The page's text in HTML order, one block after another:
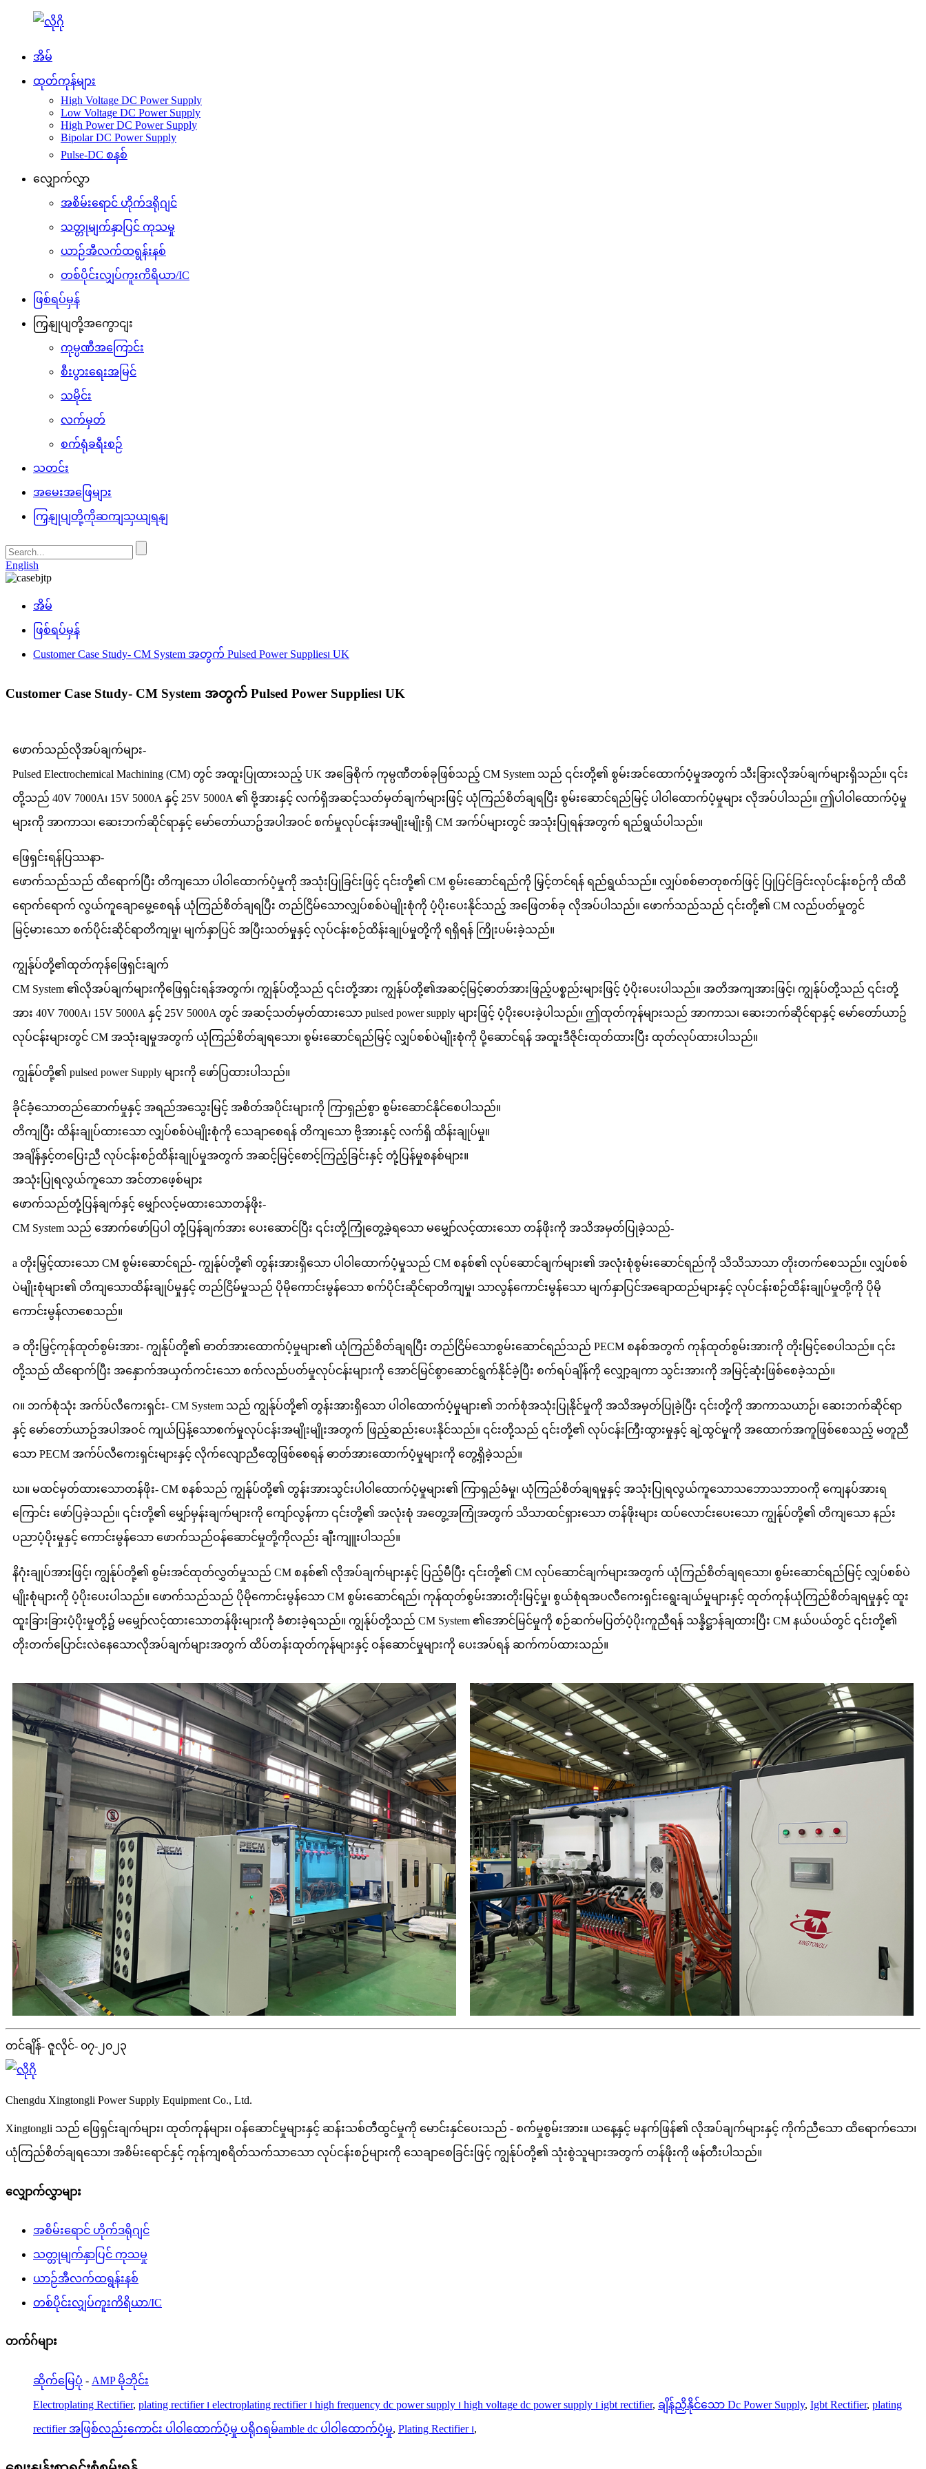
အိမ်
ထုတ်ကုန်များ
High Voltage DC Power Supply
Low Voltage DC Power Supply
High Power DC Power Supply
Bipolar DC Power Supply
Pulse-DC စနစ်
လျှောက်လွှာ
အစိမ်းရောင် ဟိုက်ဒရိုဂျင်
သတ္တုမျက်နှာပြင် ကုသမှု
ယာဉ်အီလက်ထရွန်းနစ်
တစ်ပိုင်းလျှပ်ကူးကိရိယာ/IC
ဖြစ်ရပ်မှန်
ကြှနျုပျတို့အကွောငျး
ကုမ္ပဏီအကြောင်း
စီးပွားရေးအမြင်
သမိုင်း
လက်မှတ်
စက်ရုံခရီးစဉ်
သတင်း
အမေးအဖြေများ
ကြှနျုပျတို့ကိုဆကျသှယျရနျ
English
အိမ်
ဖြစ်ရပ်မှန်
Customer Case Study- CM System အတွက် Pulsed Power Supplies၊ UK
Customer Case Study- CM System အတွက် Pulsed Power Supplies၊ UK
ဖောက်သည်လိုအပ်ချက်များ-
Pulsed Electrochemical Machining (CM) တွင် အထူးပြုထားသည့် UK အခြေစိုက် ကုမ္ပဏီတစ်ခုဖြစ်သည့် CM System သည် ၎င်းတို့၏ စွမ်းအင်ထောက်ပံ့မှုအတွက် သီးခြားလိုအပ်ချက်များရှိသည်။ ၎င်း
တို့သည် 40V 7000A၊ 15V 5000A နှင့် 25V 5000A ၏ ဗို့အားနှင့် လက်ရှိအဆင့်သတ်မှတ်ချက်များဖြင့် ယုံကြည်စိတ်ချရပြီး စွမ်းဆောင်ရည်မြင့် ပါဝါထောက်ပံ့မှုများ လိုအပ်ပါသည်။ ဤပါဝါထောက်ပံ့မှု
များကို အာကာသ၊ ဆေးဘက်ဆိုင်ရာနှင့် မော်တော်ယာဥ်အပါအဝင် စက်မှုလုပ်ငန်းအမျိုးမျိုးရှိ CM အက်ပ်များတွင် အသုံးပြုရန်အတွက် ရည်ရွယ်ပါသည်။
ဖြေရှင်းရန်ပြဿနာ-
ဖောက်သည်သည် ထိရောက်ပြီး တိကျသော ပါဝါထောက်ပံ့မှုကို အသုံးပြုခြင်းဖြင့် ၎င်းတို့၏ CM စွမ်းဆောင်ရည်ကို မြှင့်တင်ရန် ရည်ရွယ်သည်။ လျှပ်စစ်ဓာတုစက်ဖြင့် ပြုပြင်ခြင်းလုပ်ငန်းစဉ်ကို ထိထိ
ရောက်ရောက် လွယ်ကူချောမွေ့စေရန် ယုံကြည်စိတ်ချရပြီး တည်ငြိမ်သောလျှပ်စစ်ပဲမျိုးစုံကို ပံ့ပိုးပေးနိုင်သည့် အဖြေတစ်ခု လိုအပ်ပါသည်။ ဖောက်သည်သည် ၎င်းတို့၏ CM လည်ပတ်မှုတွင်
မြင့်မားသော စက်ပိုင်းဆိုင်ရာတိကျမှု၊ မျက်နှာပြင် အပြီးသတ်မှုနှင့် လုပ်ငန်းစဉ်ထိန်းချုပ်မှုတို့ကို ရရှိရန် ကြိုးပမ်းခဲ့သည်။
ကျွန်ုပ်တို့၏ထုတ်ကုန်ဖြေရှင်းချက်
CM System ၏လိုအပ်ချက်များကိုဖြေရှင်းရန်အတွက်၊ ကျွန်ုပ်တို့သည် ၎င်းတို့အား ကျွန်ုပ်တို့၏အဆင့်မြင့်ဓာတ်အားဖြည့်ပစ္စည်းများဖြင့် ပံ့ပိုးပေးပါသည်။ အတိအကျအားဖြင့်၊ ကျွန်ုပ်တို့သည် ၎င်းတို့
အား 40V 7000A၊ 15V 5000A နှင့် 25V 5000A တွင် အဆင့်သတ်မှတ်ထားသော pulsed power supply များဖြင့် ပံ့ပိုးပေးခဲ့ပါသည်။ ဤထုတ်ကုန်များသည် အာကာသ၊ ဆေးဘက်ဆိုင်ရာနှင့် မော်တော်ယာဥ်
လုပ်ငန်းများတွင် CM အသုံးချမှုအတွက် ယုံကြည်စိတ်ချရသော၊ စွမ်းဆောင်ရည်မြင့် လျှပ်စစ်ပဲမျိုးစုံကို ပို့ဆောင်ရန် အထူးဒီဇိုင်းထုတ်ထားပြီး ထုတ်လုပ်ထားပါသည်။
ကျွန်ုပ်တို့၏ pulsed power Supply များကို ဖော်ပြထားပါသည်။
ခိုင်ခံ့သောတည်ဆောက်မှုနှင့် အရည်အသွေးမြင့် အစိတ်အပိုင်းများကို ကြာရှည်စွာ စွမ်းဆောင်နိုင်စေပါသည်။
တိကျပြီး ထိန်းချုပ်ထားသော လျှပ်စစ်ပဲမျိုးစုံကို သေချာစေရန် တိကျသော ဗို့အားနှင့် လက်ရှိ ထိန်းချုပ်မှု။
အချိန်နှင့်တပြေးညီ လုပ်ငန်းစဉ်ထိန်းချုပ်မှုအတွက် အဆင့်မြင့်စောင့်ကြည့်ခြင်းနှင့် တုံ့ပြန်မှုစနစ်များ။
အသုံးပြုရလွယ်ကူသော အင်တာဖေ့စ်များ
ဖောက်သည်တုံ့ပြန်ချက်နှင့် မျှော်လင့်မထားသောတန်ဖိုး-
CM System သည် အောက်ဖော်ပြပါ တုံ့ပြန်ချက်အား ပေးဆောင်ပြီး ၎င်းတို့ကြုံတွေ့ခဲ့ရသော မမျှော်လင့်ထားသော တန်ဖိုးကို အသိအမှတ်ပြုခဲ့သည်-
a တိုးမြှင့်ထားသော CM စွမ်းဆောင်ရည်- ကျွန်ုပ်တို့၏ တွန်းအားရှိသော ပါဝါထောက်ပံ့မှုသည် CM စနစ်၏ လုပ်ဆောင်ချက်များ၏ အလုံးစုံစွမ်းဆောင်ရည်ကို သိသိသာသာ တိုးတက်စေသည်။ လျှပ်စစ်
ပဲမျိုးစုံများ၏ တိကျသောထိန်းချုပ်မှုနှင့် တည်ငြိမ်မှုသည် ပိုမိုကောင်းမွန်သော စက်ပိုင်းဆိုင်ရာတိကျမှု၊ သာလွန်ကောင်းမွန်သော မျက်နှာပြင်အချောထည်များနှင့် လုပ်ငန်းစဉ်ထိန်းချုပ်မှုတို့ကို ပိုမို
ကောင်းမွန်လာစေသည်။
ခ တိုးမြှင့်ကုန်ထုတ်စွမ်းအား- ကျွန်ုပ်တို့၏ ဓာတ်အားထောက်ပံ့မှုများ၏ ယုံကြည်စိတ်ချရပြီး တည်ငြိမ်သောစွမ်းဆောင်ရည်သည် PECM စနစ်အတွက် ကုန်ထုတ်စွမ်းအားကို တိုးမြင့်စေပါသည်။ ၎င်း
တို့သည် ထိရောက်ပြီး အနှောက်အယှက်ကင်းသော စက်လည်ပတ်မှုလုပ်ငန်းများကို အောင်မြင်စွာဆောင်ရွက်နိုင်ခဲ့ပြီး စက်ရပ်ချိန်ကို လျှော့ချကာ သွင်းအားကို အမြင့်ဆုံးဖြစ်စေခဲ့သည်။
ဂ။ ဘက်စုံသုံး အက်ပ်လီကေးရှင်း- CM System သည် ကျွန်ုပ်တို့၏ တွန်းအားရှိသော ပါဝါထောက်ပံ့မှုများ၏ ဘက်စုံအသုံးပြုနိုင်မှုကို အသိအမှတ်ပြုခဲ့ပြီး ၎င်းတို့ကို အာကာသယာဉ်၊ ဆေးဘက်ဆိုင်ရာ
နှင့် မော်တော်ယာဥ်အပါအဝင် ကျယ်ပြန့်သောစက်မှုလုပ်ငန်းအမျိုးမျိုးအတွက် ဖြည့်ဆည်းပေးနိုင်သည်။ ၎င်းတို့သည် ၎င်းတို့၏ လုပ်ငန်းကြီးထွားမှုနှင့် ချဲ့ထွင်မှုကို အထောက်အကူဖြစ်စေသည့် မတူညီ
သော PECM အက်ပ်လီကေးရှင်းများနှင့် လိုက်လျောညီထွေဖြစ်စေရန် ဓာတ်အားထောက်ပံ့မှုများကို တွေ့ရှိခဲ့သည်။
ဃ။ မထင်မှတ်ထားသောတန်ဖိုး- CM စနစ်သည် ကျွန်ုပ်တို့၏ တွန်းအားသွင်းပါဝါထောက်ပံ့မှုများ၏ ကြာရှည်ခံမှု၊ ယုံကြည်စိတ်ချရမှုနှင့် အသုံးပြုရလွယ်ကူသောသဘောသဘာဝကို ကျေနပ်အားရ
ကြောင်း ဖော်ပြခဲ့သည်။ ၎င်းတို့၏ မျှော်မှန်းချက်များကို ကျော်လွန်ကာ ၎င်းတို့၏ အလုံးစုံ အတွေ့အကြုံအတွက် သိသာထင်ရှားသော တန်ဖိုးများ ထပ်လောင်းပေးသော ကျွန်ုပ်တို့၏ တိကျသော နည်း
ပညာပံ့ပိုးမှုနှင့် ကောင်းမွန်သော ဖောက်သည်ဝန်ဆောင်မှုတို့ကိုလည်း ချီးကျူးပါသည်။
နိဂုံးချုပ်အားဖြင့်၊ ကျွန်ုပ်တို့၏ စွမ်းအင်ထုတ်လွှတ်မှုသည် CM စနစ်၏ လိုအပ်ချက်များနှင့် ပြည့်မီပြီး ၎င်းတို့၏ CM လုပ်ဆောင်ချက်များအတွက် ယုံကြည်စိတ်ချရသော၊ စွမ်းဆောင်ရည်မြင့် လျှပ်စစ်ပဲ
မျိုးစုံများကို ပံ့ပိုးပေးပါသည်။ ဖောက်သည်သည် ပိုမိုကောင်းမွန်သော CM စွမ်းဆောင်ရည်၊ ကုန်ထုတ်စွမ်းအားတိုးမြင့်မှု၊ စွယ်စုံရအပလီကေးရှင်းရွေးချယ်မှုများနှင့် ထုတ်ကုန်ယုံကြည်စိတ်ချရမှုနှင့် ထူး
ထူးခြားခြားပံ့ပိုးမှုတို့၌ မမျှော်လင့်ထားသောတန်ဖိုးများကို ခံစားခဲ့ရသည်။ ကျွန်ုပ်တို့သည် CM System ၏အောင်မြင်မှုကို စဉ်ဆက်မပြတ်ပံ့ပိုးကူညီရန် သန္နိဋ္ဌာန်ချထားပြီး CM နယ်ပယ်တွင် ၎င်းတို့၏
တိုးတက်ပြောင်းလဲနေသောလိုအပ်ချက်များအတွက် ထိပ်တန်းထုတ်ကုန်များနှင့် ဝန်ဆောင်မှုများကို ပေးအပ်ရန် ဆက်ကပ်ထားသည်။
တင်ချိန်- ဇူလိုင်- ၀၇-၂၀၂၃
Chengdu Xingtongli Power Supply Equipment Co., Ltd.
Xingtongli သည် ဖြေရှင်းချက်များ၊ ထုတ်ကုန်များ၊ ဝန်ဆောင်မှုများနှင့် ဆန်းသစ်တီထွင်မှုကို မောင်းနှင်ပေးသည် - စက်မှုစွမ်းအား။ ယနေ့နှင့် မနက်ဖြန်၏ လိုအပ်ချက်များနှင့် ကိုက်ညီသော ထိရောက်သော၊
ယုံကြည်စိတ်ချရသော၊ အစိမ်းရောင်နှင့် ကုန်ကျစရိတ်သက်သာသော လုပ်ငန်းစဉ်များကို သေချာစေခြင်းဖြင့် ကျွန်ုပ်တို့၏ သုံးစွဲသူများအတွက် တန်ဖိုးကို ဖန်တီးပါသည်။
လျှောက်လွှာများ
အစိမ်းရောင် ဟိုက်ဒရိုဂျင်
သတ္တုမျက်နှာပြင် ကုသမှု
ယာဉ်အီလက်ထရွန်းနစ်
တစ်ပိုင်းလျှပ်ကူးကိရိယာ/IC
တက်ဂ်များ
ဆိုက်မြေပုံ - AMP မိုဘိုင်း
Electroplating Rectifier, plating rectifier ၊ electroplating rectifier ၊ high frequency dc power supply ၊ high voltage dc power supply ၊ igbt rectifier, ချိန်ညှိနိုင်သော Dc Power Supply, Igbt Rectifier, plating
rectifier အဖြစ်လည်းကောင်း ပါဝါထောက်ပံ့မှု ပရိုဂရမ်amble dc ပါဝါထောက်ပံ့မှု, Plating Rectifier ၊,